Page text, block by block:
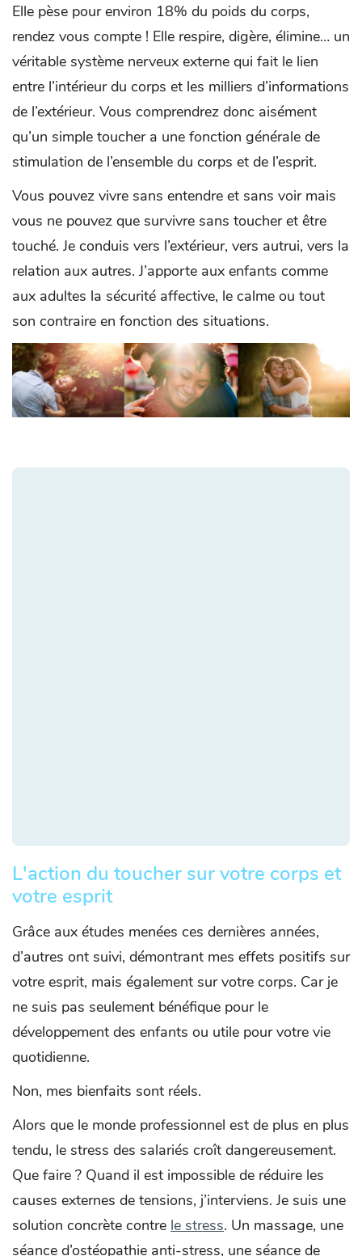
Elle pèse pour environ 18% du poids du corps,
rendez vous compte ! Elle respire, digère, élimine… un
véritable système nerveux externe qui fait le lien
entre l’intérieur du corps et les milliers d’informations
de l’extérieur. Vous comprendrez donc aisément
qu’un simple toucher a une fonction générale de
stimulation de l’ensemble du corps et de l’esprit.
Vous pouvez vivre sans entendre et sans voir mais
vous ne pouvez que survivre sans toucher et être
touché. Je conduis vers l’extérieur, vers autrui, vers la
relation aux autres. J’apporte aux enfants comme
aux adultes la sécurité affective, le calme ou tout
son contraire en fonction des situations.
L'action du toucher sur votre corps et
votre esprit
Grâce aux études menées ces dernières années,
d’autres ont suivi, démontrant mes effets positifs sur
votre esprit, mais également sur votre corps. Car je
ne suis pas seulement bénéfique pour le
développement des enfants ou utile pour votre vie
quotidienne.
Non, mes bienfaits sont réels.
Alors que le monde professionnel est de plus en plus
tendu, le stress des salariés croît dangereusement.
Que faire ? Quand il est impossible de réduire les
causes externes de tensions, j’interviens. Je suis une
solution concrète contre le stress. Un massage, une
séance d’ostéopathie anti-stress, une séance de